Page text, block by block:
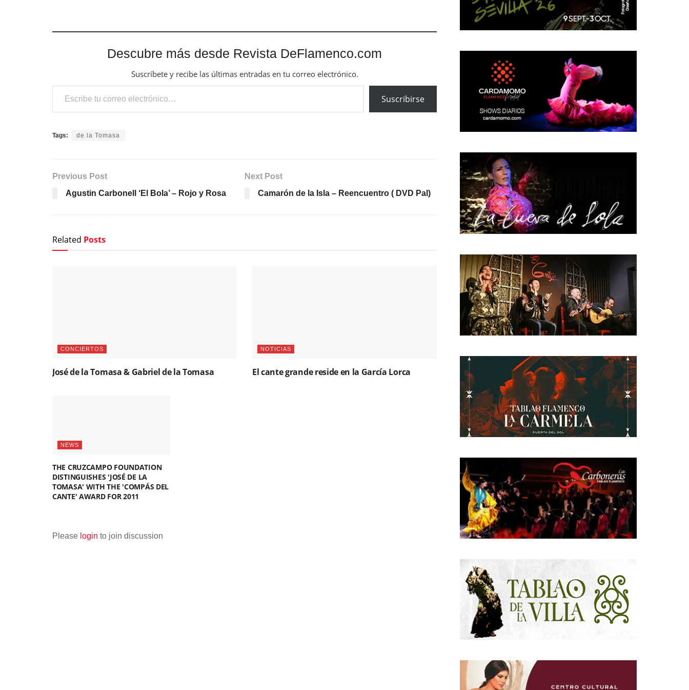
Descubre más desde Revista DeFlamenco.com
Suscríbete y recibe las últimas entradas en tu correo electrónico.
Escribe tu correo electrónico…
Suscribirse
Tags: de la Tomasa
Previous Post
Agustin Carbonell ‘El Bola’ – Rojo y Rosa
Next Post
Camarón de la Isla – Reencuentro ( DVD Pal)
Related Posts
CONCIERTOS
José de la Tomasa & Gabriel de la Tomasa
NOTICIAS
El cante grande reside en la García Lorca
NEWS
THE CRUZCAMPO FOUNDATION
DISTINGUISHES 'JOSÉ DE LA
TOMASA' WITH THE 'COMPÁS DEL
CANTE' AWARD FOR 2011
Please login to join discussion